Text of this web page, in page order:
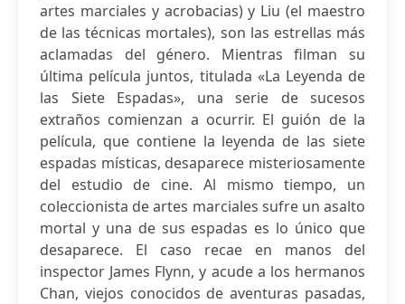
artes marciales y acrobacias) y Liu (el maestro
de las técnicas mortales), son las estrellas más
aclamadas del género. Mientras filman su
última película juntos, titulada «La Leyenda de
las Siete Espadas», una serie de sucesos
extraños comienzan a ocurrir. El guión de la
película, que contiene la leyenda de las siete
espadas místicas, desaparece misteriosamente
del estudio de cine. Al mismo tiempo, un
coleccionista de artes marciales sufre un asalto
mortal y una de sus espadas es lo único que
desaparece. El caso recae en manos del
inspector James Flynn, y acude a los hermanos
Chan, viejos conocidos de aventuras pasadas,